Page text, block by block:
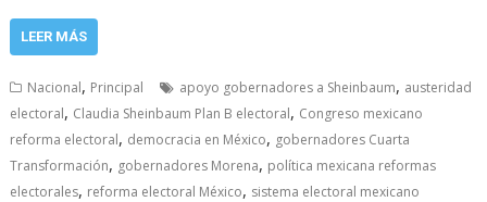
LEER MÁS
Nacional, Principal apoyo gobernadores a Sheinbaum, austeridad
electoral, Claudia Sheinbaum Plan B electoral, Congreso mexicano
reforma electoral, democracia en México, gobernadores Cuarta
Transformación, gobernadores Morena, política mexicana reformas
electorales, reforma electoral México, sistema electoral mexicano